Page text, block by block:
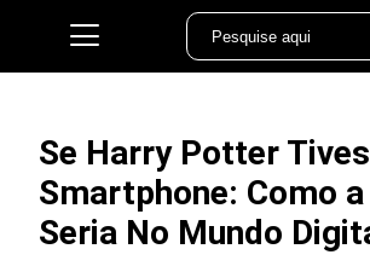
Se Harry Potter
Smartphone: Como
Seria No Mundo